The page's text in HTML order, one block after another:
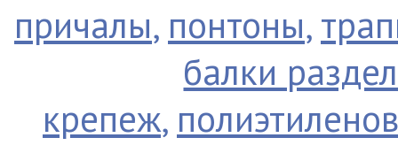
причалы, понтоны,
балки
крепеж,